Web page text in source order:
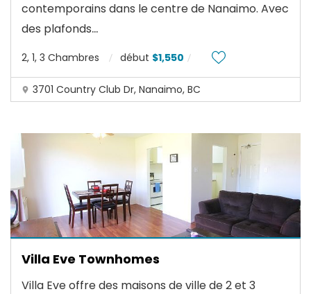
contemporains dans le centre de Nanaimo. Avec
des plafonds...
2, 1, 3 Chambres début $1,550
3701 Country Club Dr, Nanaimo, BC
Villa Eve Townhomes
Villa Eve offre des maisons de ville de 2 et 3